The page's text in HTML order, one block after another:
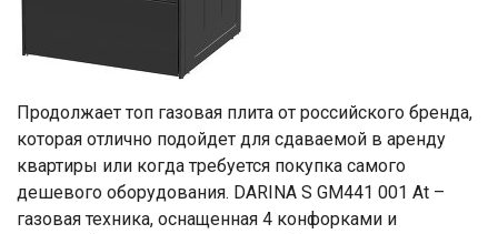
Продолжает топ газовая плита от российского бренда,
которая отлично подойдет для сдаваемой в аренду
квартиры или когда требуется покупка самого
дешевого оборудования. DARINA S GM441 001 At –
газовая техника, оснащенная 4 конфорками и